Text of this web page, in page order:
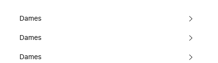
Dames
Dames
Dames